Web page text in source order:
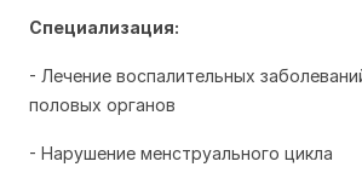
Специализация:
- Лечение воспалительных
половых органов
- Нарушение менструального цикла